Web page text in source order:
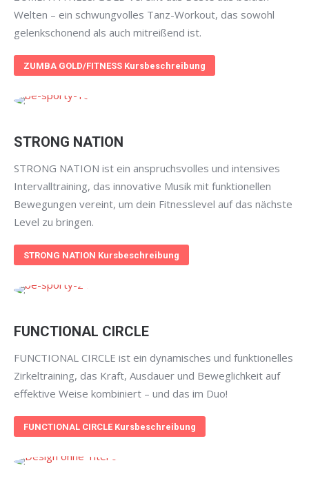
Welten – ein schwungvolles Tanz-Workout, das sowohl
gelenkschonend als auch mitreißend ist.
ZUMBA GOLD/FITNESS Kursbeschreibung
STRONG NATION
STRONG NATION ist ein anspruchsvolles und intensives
Intervalltraining, das innovative Musik mit funktionellen
Bewegungen vereint, um dein Fitnesslevel auf das nächste
Level zu bringen.
STRONG NATION Kursbeschreibung
FUNCTIONAL CIRCLE
FUNCTIONAL CIRCLE ist ein dynamisches und funktionelles
Zirkeltraining, das Kraft, Ausdauer und Beweglichkeit auf
effektive Weise kombiniert – und das im Duo!
FUNCTIONAL CIRCLE Kursbeschreibung